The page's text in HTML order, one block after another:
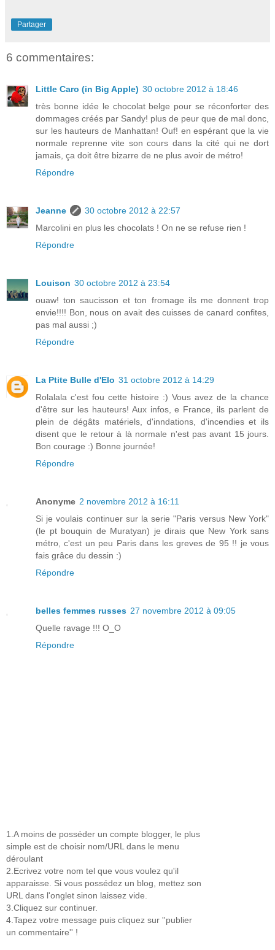
Partager
6 commentaires:
Little Caro (in Big Apple) 30 octobre 2012 à 18:46
très bonne idée le chocolat belge pour se réconforter des
dommages créés par Sandy! plus de peur que de mal donc,
sur les hauteurs de Manhattan! Ouf! en espérant que la vie
normale reprenne vite son cours dans la cité qui ne dort
jamais, ça doit être bizarre de ne plus avoir de métro!
Répondre
Jeanne
30 octobre 2012 à 22:57
Marcolini en plus les chocolats ! On ne se refuse rien !
Répondre
Louison 30 octobre 2012 à 23:54
ouaw! ton saucisson et ton fromage ils me donnent trop
envie!!!! Bon, nous on avait des cuisses de canard confites,
pas mal aussi ;)
Répondre
La Ptite Bulle d'Elo 31 octobre 2012 à 14:29
Rolalala c'est fou cette histoire :) Vous avez de la chance
d'être sur les hauteurs! Aux infos, e France, ils parlent de
plein de dégâts matériels, d'inndations, d'incendies et ils
disent que le retour à là normale n'est pas avant 15 jours.
Bon courage :) Bonne journée!
Répondre
Anonyme 2 novembre 2012 à 16:11
Si je voulais continuer sur la serie "Paris versus New York"
(le pt bouquin de Muratyan) je dirais que New York sans
métro, c'est un peu Paris dans les greves de 95 !! je vous
fais grâce du dessin :)
Répondre
belles femmes russes 27 novembre 2012 à 09:05
Quelle ravage !!! O_O
Répondre
1.A moins de posséder un compte blogger, le plus
simple est de choisir nom/URL dans le menu
déroulant
2.Ecrivez votre nom tel que vous voulez qu'il
apparaisse. Si vous possédez un blog, mettez son
URL dans l'onglet sinon laissez vide.
3.Cliquez sur continuer.
4.Tapez votre message puis cliquez sur ''publier
un commentaire'' !